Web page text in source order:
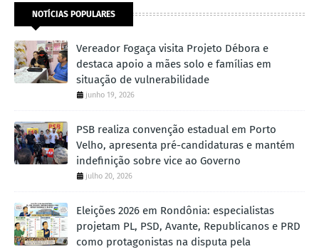
NOTÍCIAS POPULARES
Vereador Fogaça visita Projeto Débora e
destaca apoio a mães solo e famílias em
situação de vulnerabilidade
junho 19, 2026
PSB realiza convenção estadual em Porto
Velho, apresenta pré-candidaturas e mantém
indefinição sobre vice ao Governo
julho 20, 2026
Eleições 2026 em Rondônia: especialistas
projetam PL, PSD, Avante, Republicanos e PRD
como protagonistas na disputa pela